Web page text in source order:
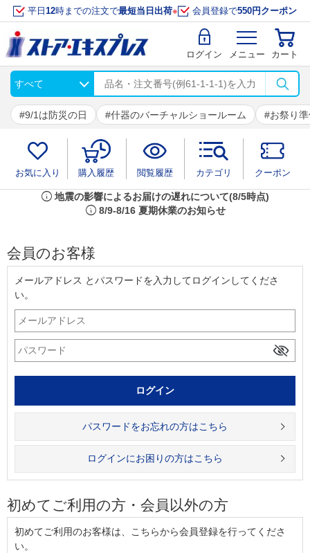
平日 12時までの注文で最短当日出荷※ 会員登録で550円クーポン
ログイン メニュー カート
9/1は防災の日 什器のバーチャルショールーム お祭り
お気に入り 購入履歴 閲覧履歴 カテゴリ クーポン
info 地震の影響によるお届けの遅れについて(8/5時点)
info 8/9-8/16 夏期休業のお知らせ
会員のお客様
メールアドレス とパスワードを入力してログインしてくださ
い。
パスワードをお忘れの方はこちら
ログインにお困りの方はこちら
初めてご利用の方・会員以外の方
初めてご利用のお客様は、こちらから会員登録を行ってくださ
い。